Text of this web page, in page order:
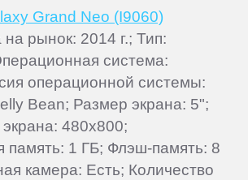
Grand Neo (I9060)
рынок: 2014 г.; Тип:
система:
операционной системы:
Bean; Размер экрана: 5";
480x800;
память: 1 ГБ; Флэш-память: 8
камера: Есть; Количество